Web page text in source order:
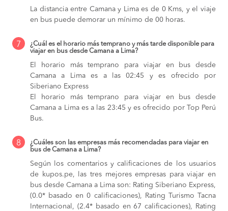
La distancia entre Camana y Lima es de 0 Kms, y el viaje
en bus puede demorar un mínimo de 00 horas.
7
¿Cuál es el horario más temprano y más tarde disponible para
viajar en bus desde Camana a Lima?
El horario más temprano para viajar en bus desde
Camana a Lima es a las 02:45 y es ofrecido por
Siberiano Express
El horario más temprano para viajar en bus desde
Camana a Lima es a las 23:45 y es ofrecido por Top Perú
Bus.
8
¿Cuáles son las empresas más recomendadas para viajar en
bus de Camana a Lima?
Según los comentarios y calificaciones de los usuarios
de kupos.pe, las tres mejores empresas para viajar en
bus desde Camana a Lima son: Rating Siberiano Express,
(0.0* basado en 0 calificaciones), Rating Turismo Tacna
Internacional, (2.4* basado en 67 calificaciones), Rating